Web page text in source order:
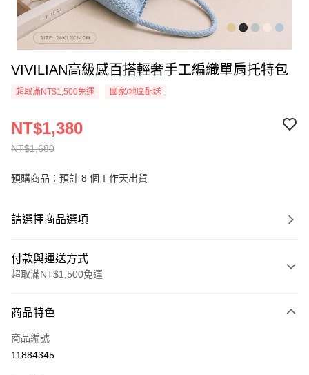
VIVILIAN高級感百搭輕奢手工編織單肩托特包
超取滿NT$1,500免運 國家/地區配送
NT$1,680
NT$1,380
預購商品：預計 8 個工作天出貨
請選擇商品選項
付款與運送方式
超取滿NT$1,500免運
信用卡一次付款
信用卡分期付款
商品特色
商品編號
11884345